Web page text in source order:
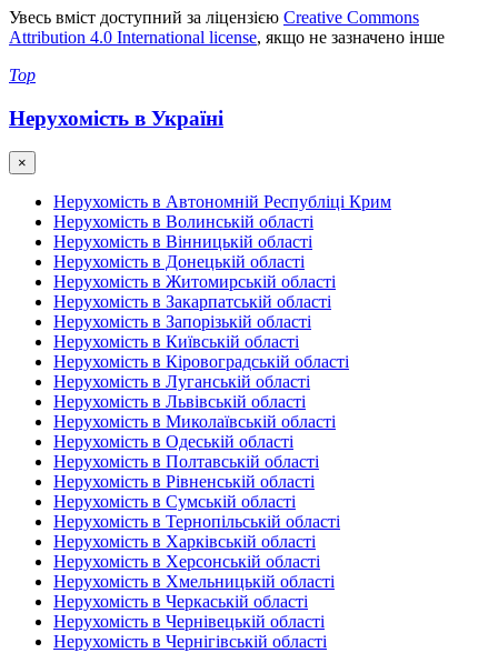
Увесь вміст доступний за ліцензією Creative Commons
Attribution 4.0 International license, якщо не зазначено інше
Top
Нерухомість в Україні
×
Нерухомість в Автономній Республіці Крим
Нерухомість в Волинській області
Нерухомість в Вінницькій області
Нерухомість в Донецькій області
Нерухомість в Житомирській області
Нерухомість в Закарпатській області
Нерухомість в Запорізькій області
Нерухомість в Київській області
Нерухомість в Кіровоградській області
Нерухомість в Луганській області
Нерухомість в Львівській області
Нерухомість в Миколаївській області
Нерухомість в Одеській області
Нерухомість в Полтавській області
Нерухомість в Рівненській області
Нерухомість в Сумській області
Нерухомість в Тернопільській області
Нерухомість в Харківській області
Нерухомість в Херсонській області
Нерухомість в Хмельницькій області
Нерухомість в Черкаській області
Нерухомість в Чернівецькій області
Нерухомість в Чернігівській області